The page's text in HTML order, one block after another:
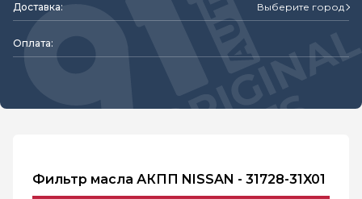
Доставка: Выберите город
Оплата:
Фильтр масла АКПП NISSAN - 31728-31X01